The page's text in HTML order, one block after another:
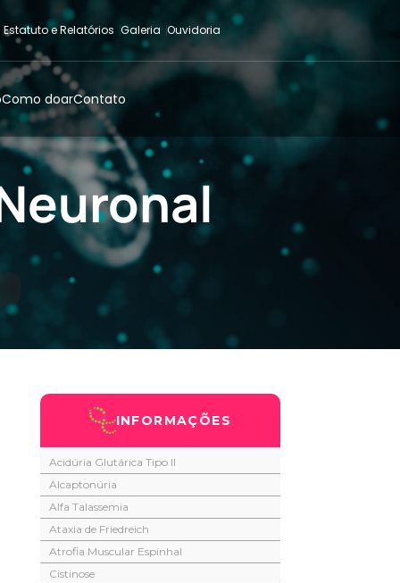
Estatuto e Relatórios Galeria Ouvidoria
Como doarContato
INFORMAÇÕES
Acidúria Glutárica Tipo II
Alcaptonúria
Alfa Talassemia
Ataxia de Friedreich
Atrofia Muscular Espinhal
Cistinose